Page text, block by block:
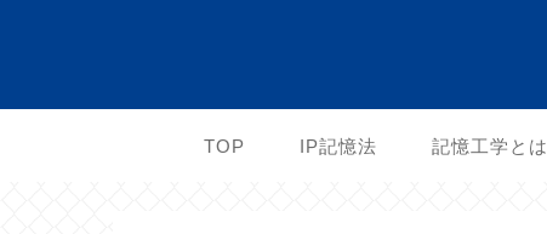
TOP IP記憶法 記憶工学とは